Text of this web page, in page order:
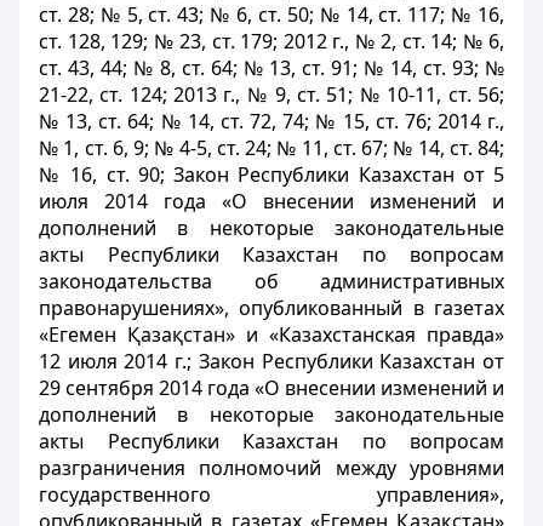
ст. 28; № 5, ст. 43; № 6, ст. 50; № 14, ст. 117; № 16,
ст. 128, 129; № 23, ст. 179; 2012 г., № 2, ст. 14; № 6,
ст. 43, 44; № 8, ст. 64; № 13, ст. 91; № 14, ст. 93; №
21-22, ст. 124; 2013 г., № 9, ст. 51; № 10-11, ст. 56;
№ 13, ст. 64; № 14, ст. 72, 74; № 15, ст. 76; 2014 г.,
№ 1, ст. 6, 9; № 4-5, ст. 24; № 11, ст. 67; № 14, ст. 84;
№ 16, ст. 90; Закон Республики Казахстан от 5
июля 2014 года «О внесении изменений и
дополнений в некоторые законодательные
акты Республики Казахстан по вопросам
законодательства об административных
правонарушениях», опубликованный в газетах
«Егемен Қазақстан» и «Казахстанская правда»
12 июля 2014 г.; Закон Республики Казахстан от
29 сентября 2014 года «О внесении изменений и
дополнений в некоторые законодательные
акты Республики Казахстан по вопросам
разграничения полномочий между уровнями
государственного управления»,